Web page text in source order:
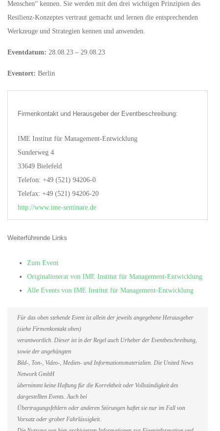
Menschen“ kennen. Sie werden mit den drei wichtigen Prinzipien des
Resilienz-Konzeptes vertraut gemacht und lernen die entsprechenden
Werkzeuge und Strategien kennen und anwenden.
Eventdatum: 28.08.23 – 29.08.23
Eventort: Berlin
Firmenkontakt und Herausgeber der Eventbeschreibung:
IME Institut für Management-Entwicklung
Sunderweg 4
33649 Bielefeld
Telefon: +49 (521) 94206-0
Telefax: +49 (521) 94206-20
http://www.ime-seminare.de
Weiterführende Links
Zum Event
Originalinserat von IME Institut für Management-Entwicklung
Alle Events von IME Institut für Management-Entwicklung
Für das oben stehende Event ist allein der jeweils angegebene Herausgeber
(siehe Firmenkontakt oben)
verantwortlich. Dieser ist in der Regel auch Urheber der Eventbeschreibung,
sowie der angehängten
Bild-, Ton-, Video-, Medien- und Informationsmaterialien. Die United News
Network GmbH
übernimmt keine Haftung für die Korrektheit oder Vollständigkeit des
dargestellten Events. Auch bei
Übertragungsfehlern oder anderen Störungen haftet sie nur im Fall von
Vorsatz oder grober Fahrlässigkeit.